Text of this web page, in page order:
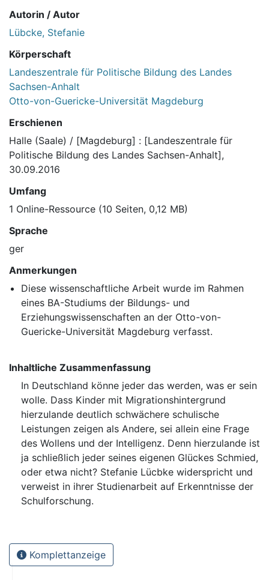
Autorin / Autor
Lübcke, Stefanie
Körperschaft
Landeszentrale für Politische Bildung des Landes
Sachsen-Anhalt
Otto-von-Guericke-Universität Magdeburg
Erschienen
Halle (Saale) / [Magdeburg] : [Landeszentrale für
Politische Bildung des Landes Sachsen-Anhalt],
30.09.2016
Umfang
1 Online-Ressource (10 Seiten, 0,12 MB)
Sprache
ger
Anmerkungen
Diese wissenschaftliche Arbeit wurde im Rahmen
eines BA-Studiums der Bildungs- und
Erziehungswissenschaften an der Otto-von-
Guericke-Universität Magdeburg verfasst.
Inhaltliche Zusammenfassung
In Deutschland könne jeder das werden, was er sein
wolle. Dass Kinder mit Migrationshintergrund
hierzulande deutlich schwächere schulische
Leistungen zeigen als Andere, sei allein eine Frage
des Wollens und der Intelligenz. Denn hierzulande ist
ja schließlich jeder seines eigenen Glückes Schmied,
oder etwa nicht? Stefanie Lücbke widerspricht und
verweist in ihrer Studienarbeit auf Erkenntnisse der
Schulforschung.
Komplettanzeige